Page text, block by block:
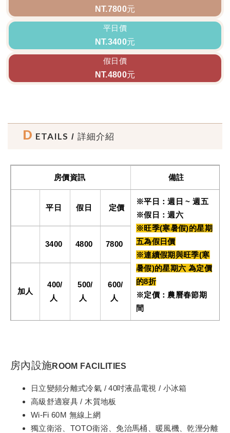
NT.7800元
平日價
NT.3400元
假日價
NT.4800元
D ETAILS / 詳細介紹
房價資訊 備註
平日 假日 定價
※平日：週日 ~ 週五
※假日：週六
※旺季(寒暑假)的星期
五為假日價
※連續假期與旺季(寒
暑假)的星期六 為定價
的8折
※定價：農曆春節期
間
3400 4800 7800
加人
400/
人
500/
人
600/
人
房內設施ROOM FACILITIES
日立變頻分離式冷氣 / 40吋液晶電視 / 小冰箱
高級舒適寢具 / 木質地板
Wi-Fi 60M 無線上網
獨立衛浴、TOTO衛浴、免治馬桶、暖風機、乾溼分離